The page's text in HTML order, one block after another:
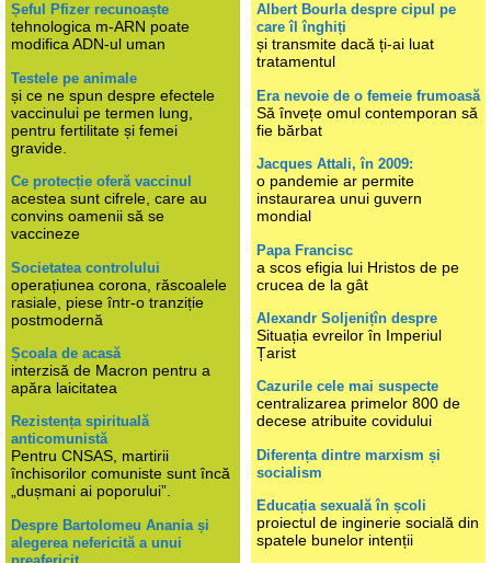
Șeful Pfizer recunoaște
tehnologica m-ARN poate
modifica ADN-ul uman
Testele pe animale
și ce ne spun despre efectele
vaccinului pe termen lung,
pentru fertilitate și femei
gravide.
Ce protecție oferă vaccinul
acestea sunt cifrele, care au
convins oamenii să se
vaccineze
Societatea controlului
operațiunea corona, răscoalele
rasiale, piese într-o tranziție
postmodernă
Școala de acasă
interzisă de Macron pentru a
apăra laicitatea
Rezistența spirituală
anticomunistă
Pentru CNSAS, martirii
închisorilor comuniste sunt încă
„dușmani ai poporului”.
Despre Bartolomeu Anania și
alegerea nefericită a unui
Albert Bourla despre cipul pe
care îl înghiți
și transmite dacă ți-ai luat
tratamentul
Era nevoie de o femeie frumoasă
Să învețe omul contemporan să
fie bărbat
Jacques Attali, în 2009:
o pandemie ar permite
instaurarea unui guvern
mondial
Papa Francisc
a scos efigia lui Hristos de pe
crucea de la gât
Alexandr Soljenițîn despre
Situația evreilor în Imperiul
Țarist
Cazurile cele mai suspecte
centralizarea primelor 800 de
decese atribuite covidului
Diferența dintre marxism și
socialism
Educația sexuală în școli
proiectul de inginerie socială din
spatele bunelor intenții